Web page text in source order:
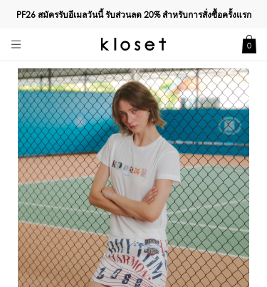
PF26 สมัครรับอีเมลวันนี้ รับส่วนลด20%สำหรับการสั่งซื้อครั้งแรก
0